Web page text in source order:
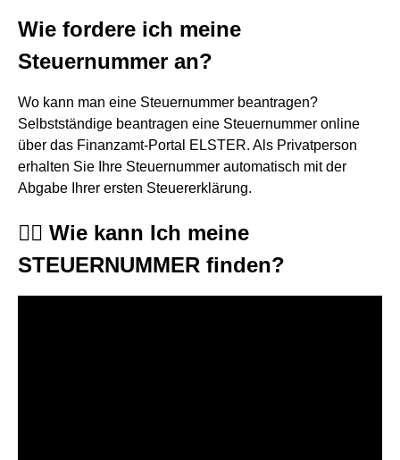
Wie fordere ich meine
Steuernummer an?
Wo kann man eine Steuernummer beantragen?
Selbstständige beantragen eine Steuernummer online
über das Finanzamt-Portal ELSTER. Als Privatperson
erhalten Sie Ihre Steuernummer automatisch mit der
Abgabe Ihrer ersten Steuererklärung.
🤷‍♂️ Wie kann Ich meine
STEUERNUMMER finden?